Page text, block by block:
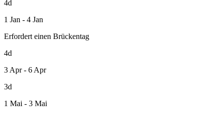
4d
1 Jan - 4 Jan
Erfordert einen Brückentag
4d
3 Apr - 6 Apr
3d
1 Mai - 3 Mai